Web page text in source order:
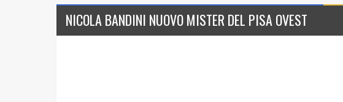
NICOLA BANDINI NUOVO MISTER DEL PISA OVEST